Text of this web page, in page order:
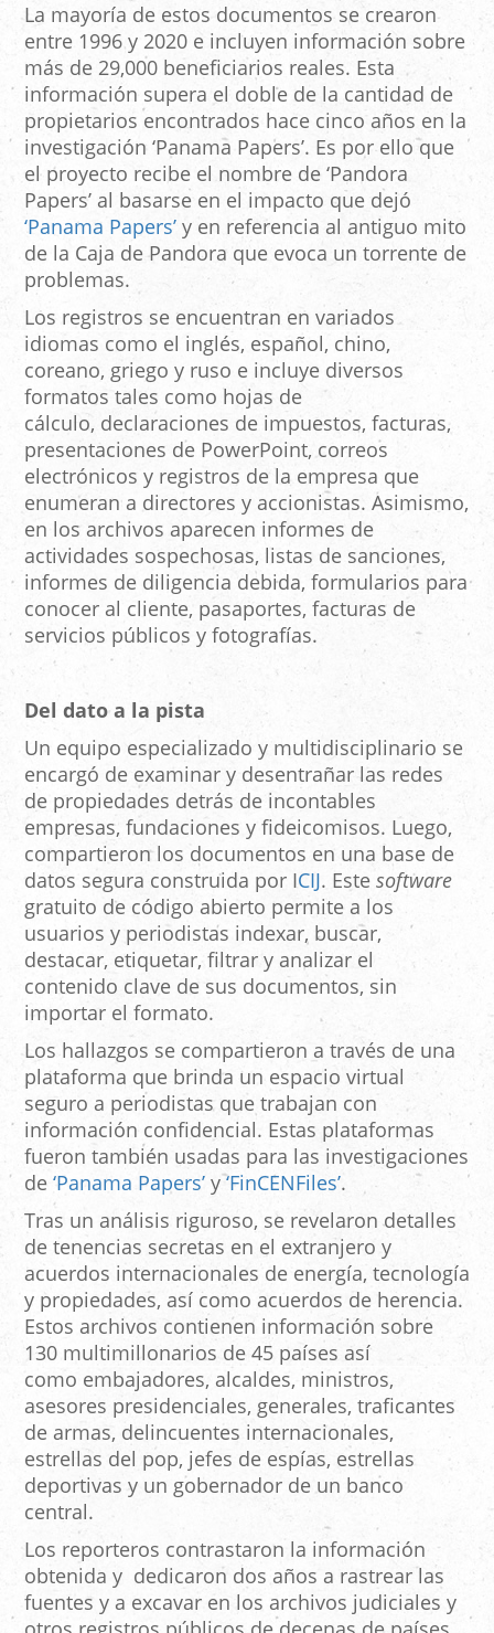
La mayoría de estos documentos se crearon
entre 1996 y 2020 e incluyen información sobre
más de 29,000 beneficiarios reales. Esta
información supera el doble de la cantidad de
propietarios encontrados hace cinco años en la
investigación ‘Panama Papers’. Es por ello que
el proyecto recibe el nombre de ‘Pandora
Papers’ al basarse en el impacto que dejó
‘Panama Papers’ y en referencia al antiguo mito
de la Caja de Pandora que evoca un torrente de
problemas.
Los registros se encuentran en variados
idiomas como el inglés, español, chino,
coreano, griego y ruso e incluye diversos
formatos tales como hojas de
cálculo, declaraciones de impuestos, facturas,
presentaciones de PowerPoint, correos
electrónicos y registros de la empresa que
enumeran a directores y accionistas. Asimismo,
en los archivos aparecen informes de
actividades sospechosas, listas de sanciones,
informes de diligencia debida, formularios para
conocer al cliente, pasaportes, facturas de
servicios públicos y fotografías.
Del dato a la pista
Un equipo especializado y multidisciplinario se
encargó de examinar y desentrañar las redes
de propiedades detrás de incontables
empresas, fundaciones y fideicomisos. Luego,
compartieron los documentos en una base de
datos segura construida por ICIJ. Este software
gratuito de código abierto permite a los
usuarios y periodistas indexar, buscar,
destacar, etiquetar, filtrar y analizar el
contenido clave de sus documentos, sin
importar el formato.
Los hallazgos se compartieron a través de una
plataforma que brinda un espacio virtual
seguro a periodistas que trabajan con
información confidencial. Estas plataformas
fueron también usadas para las investigaciones
de ‘Panama Papers’ y‘FinCENFiles’.
Tras un análisis riguroso, se revelaron detalles
de tenencias secretas en el extranjero y
acuerdos internacionales de energía, tecnología
y propiedades, así como acuerdos de herencia.
Estos archivos contienen información sobre
130 multimillonarios de 45 países así
como embajadores, alcaldes, ministros,
asesores presidenciales, generales, traficantes
de armas, delincuentes internacionales,
estrellas del pop, jefes de espías, estrellas
deportivas y un gobernador de un banco
central.
Los reporteros contrastaron la información
obtenida y dedicaron dos años a rastrear las
fuentes y a excavar en los archivos judiciales y